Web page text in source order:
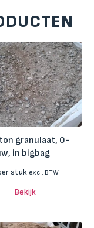
granulaat, 0-
in bigbag
stuk excl. BTW
Bekijk